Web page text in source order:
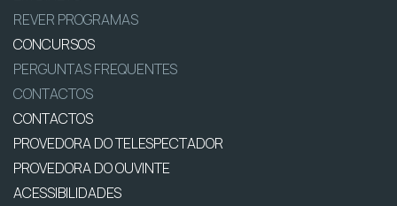
REVER PROGRAMAS
CONCURSOS
PERGUNTAS FREQUENTES
CONTACTOS
CONTACTOS
PROVEDORA DO TELESPECTADOR
PROVEDORA DO OUVINTE
ACESSIBILIDADES